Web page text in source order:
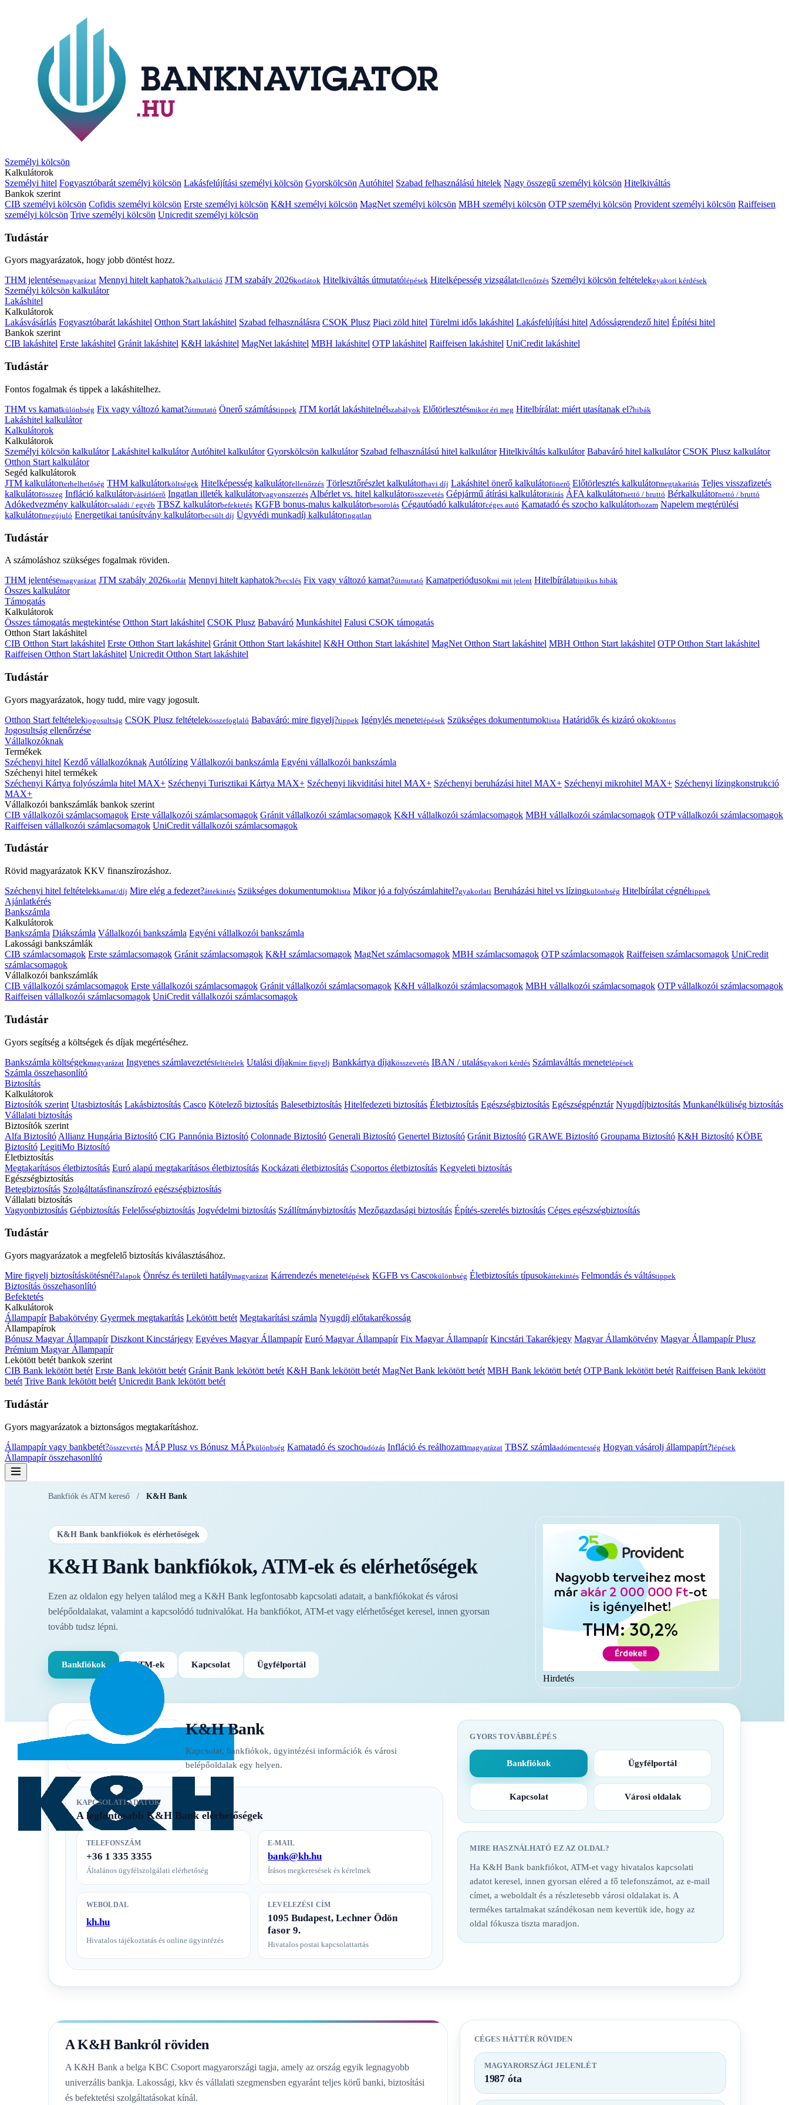
Személyi kölcsön
Kalkulátorok
Személyi hitel Fogyasztóbarát személyi kölcsön Lakásfelújítási személyi kölcsön Gyorskölcsön Autóhitel Szabad felhasználású hitelek Nagy összegű személyi kölcsön Hitelkiváltás
Bankok szerint
CIB személyi kölcsön Cofidis személyi kölcsön Erste személyi kölcsön K&H személyi kölcsön MagNet személyi kölcsön MBH személyi kölcsön OTP személyi kölcsön Provident személyi kölcsön Raiffeisen
személyi kölcsön Trive személyi kölcsön Unicredit személyi kölcsön
Tudástár
Gyors magyarázatok, hogy jobb döntést hozz.
THM jelentésemagyarázat Mennyi hitelt kaphatok?kalkuláció JTM szabály 2026korlátok Hitelkiváltás útmutatólépések Hitelképesség vizsgálatellenőrzés Személyi kölcsön feltételekgyakori kérdések
Személyi kölcsön kalkulátor
Lakáshitel
Kalkulátorok
Lakásvásárlás Fogyasztóbarát lakáshitel Otthon Start lakáshitel Szabad felhasználásra CSOK Plusz Piaci zöld hitel Türelmi idős lakáshitel Lakásfelújítási hitelAdósságrendező hitel Építési hitel
Bankok szerint
CIB lakáshitel Erste lakáshitel Gránit lakáshitel K&H lakáshitel MagNet lakáshitel MBH lakáshitel OTP lakáshitel Raiffeisen lakáshitel UniCredit lakáshitel
Tudástár
Fontos fogalmak és tippek a lakáshitelhez.
THM vs kamatkülönbség Fix vagy változó kamat?útmutató Önerő számítástippek JTM korlát lakáshitelnélszabályok Előtörlesztésmikor éri meg Hitelbírálat: miért utasítanak el?hibák
Lakáshitel kalkulátor
Kalkulátorok
Kalkulátorok
Személyi kölcsön kalkulátor Lakáshitel kalkulátor Autóhitel kalkulátor Gyorskölcsön kalkulátor Szabad felhasználású hitel kalkulátor Hitelkiváltás kalkulátor Babaváró hitel kalkulátor CSOK Plusz kalkulátor
Otthon Start kalkulátor
Segéd kalkulátorok
JTM kalkulátorterhelhetőség THM kalkulátorköltségek Hitelképesség kalkulátorellenőrzés Törlesztőrészlet kalkulátorhavi díj Lakáshitel önerő kalkulátorönerő Előtörlesztés kalkulátormegtakarítás Teljes visszafizetés
kalkulátorösszeg Infláció kalkulátorvásárlóerő Ingatlan illeték kalkulátorvagyonszerzés Albérlet vs. hitel kalkulátorösszevetés Gépjármű átírási kalkulátorátírás ÁFA kalkulátornettó / bruttó Bérkalkulátornettó / bruttó
Adókedvezmény kalkulátorcsaládi / egyéb TBSZ kalkulátorbefektetés KGFB bonus-malus kalkulátorbesorolás Cégautóadó kalkulátorcéges autó Kamatadó és szocho kalkulátorhozam Napelem megtérülési
kalkulátormegújuló Energetikai tanúsítvány kalkulátorbecsült díj Ügyvédi munkadíj kalkulátoringatlan
Tudástár
A számoláshoz szükséges fogalmak röviden.
THM jelentésemagyarázat JTM szabály 2026korlát Mennyi hitelt kaphatok?becslés Fix vagy változó kamat?útmutató Kamatperiódusokmi mit jelent Hitelbírálattipikus hibák
Összes kalkulátor
Támogatás
Kalkulátorok
Összes támogatás megtekintése Otthon Start lakáshitel CSOK Plusz Babaváró Munkáshitel Falusi CSOK támogatás
Otthon Start lakáshitel
CIB Otthon Start lakáshitel Erste Otthon Start lakáshitel Gránit Otthon Start lakáshitel K&H Otthon Start lakáshitel MagNet Otthon Start lakáshitel MBH Otthon Start lakáshitel OTP Otthon Start lakáshitel
Raiffeisen Otthon Start lakáshitel Unicredit Otthon Start lakáshitel
Tudástár
Gyors magyarázatok, hogy tudd, mire vagy jogosult.
Otthon Start feltételekjogosultság CSOK Plusz feltételekösszefoglaló Babaváró: mire figyelj?tippek Igénylés menetelépések Szükséges dokumentumoklista Határidők és kizáró okokfontos
Jogosultság ellenőrzése
Vállalkozóknak
Termékek
Széchenyi hitel Kezdő vállalkozóknak Autólízing Vállalkozói bankszámla Egyéni vállalkozói bankszámla
Széchenyi hitel termékek
Széchenyi Kártya folyószámla hitel MAX+ Széchenyi Turisztikai Kártya MAX+ Széchenyi likviditási hitel MAX+ Széchenyi beruházási hitel MAX+ Széchenyi mikrohitel MAX+ Széchenyi lízingkonstrukció
MAX+
Vállalkozói bankszámlák bankok szerint
CIB vállalkozói számlacsomagok Erste vállalkozói számlacsomagok Gránit vállalkozói számlacsomagok K&H vállalkozói számlacsomagok MBH vállalkozói számlacsomagok OTP vállalkozói számlacsomagok
Raiffeisen vállalkozói számlacsomagok UniCredit vállalkozói számlacsomagok
Tudástár
Rövid magyarázatok KKV finanszírozáshoz.
Széchenyi hitel feltételekkamat/díj Mire elég a fedezet?áttekintés Szükséges dokumentumoklista Mikor jó a folyószámlahitel?gyakorlati Beruházási hitel vs lízingkülönbség Hitelbírálat cégnéltippek
Ajánlatkérés
Bankszámla
Kalkulátorok
Bankszámla Diákszámla Vállalkozói bankszámla Egyéni vállalkozói bankszámla
Lakossági bankszámlák
CIB számlacsomagok Erste számlacsomagok Gránit számlacsomagok K&H számlacsomagok MagNet számlacsomagok MBH számlacsomagok OTP számlacsomagok Raiffeisen számlacsomagok UniCredit
számlacsomagok
Vállalkozói bankszámlák
CIB vállalkozói számlacsomagok Erste vállalkozói számlacsomagok Gránit vállalkozói számlacsomagok K&H vállalkozói számlacsomagok MBH vállalkozói számlacsomagok OTP vállalkozói számlacsomagok
Raiffeisen vállalkozói számlacsomagok UniCredit vállalkozói számlacsomagok
Tudástár
Gyors segítség a költségek és díjak megértéséhez.
Bankszámla költségekmagyarázat Ingyenes számlavezetésfeltételek Utalási díjakmire figyelj Bankkártya díjakösszevetés IBAN / utalásgyakori kérdés Számlaváltás menetelépések
Számla összehasonlító
Biztosítás
Kalkulátorok
Biztosítók szerint Utasbiztosítás Lakásbiztosítás Casco Kötelező biztosítás Balesetbiztosítás Hitelfedezeti biztosítás Életbiztosítás Egészségbiztosítás Egészségpénztár Nyugdíjbiztosítás Munkanélküliség biztosítás
Vállalati biztosítás
Biztosítók szerint
Alfa Biztosító Allianz Hungária Biztosító CIG Pannónia Biztosító Colonnade Biztosító Generali Biztosító Genertel Biztosító Gránit Biztosító GRAWE Biztosító Groupama Biztosító K&H Biztosító KÖBE
Biztosító LegitiMo Biztosító
Életbiztosítás
Megtakarításos életbiztosítás Euró alapú megtakarításos életbiztosítás Kockázati életbiztosítás Csoportos életbiztosítás Kegyeleti biztosítás
Egészségbiztosítás
Betegbiztosítás Szolgáltatásfinanszírozó egészségbiztosítás
Vállalati biztosítás
Vagyonbiztosítás Gépbiztosítás Felelősségbiztosítás Jogvédelmi biztosítás Szállítmánybiztosítás Mezőgazdasági biztosítás Építés-szerelés biztosítás Céges egészségbiztosítás
Tudástár
Gyors magyarázatok a megfelelő biztosítás kiválasztásához.
Mire figyelj biztosításkötésnél?alapok Önrész és területi hatálymagyarázat Kárrendezés menetelépések KGFB vs Cascokülönbség Életbiztosítás típusokáttekintés Felmondás és váltástippek
Biztosítás összehasonlító
Befektetés
Kalkulátorok
Állampapír Babakötvény Gyermek megtakarítás Lekötött betét Megtakarítási számla Nyugdíj előtakarékosság
Állampapírok
Bónusz Magyar Állampapír Diszkont Kincstárjegy Egyéves Magyar Állampapír Euró Magyar Állampapír Fix Magyar Állampapír Kincstári Takarékjegy Magyar Államkötvény Magyar Állampapír Plusz
Prémium Magyar Állampapír
Lekötött betét bankok szerint
CIB Bank lekötött betét Erste Bank lekötött betét Gránit Bank lekötött betét K&H Bank lekötött betét MagNet Bank lekötött betét MBH Bank lekötött betét OTP Bank lekötött betét Raiffeisen Bank lekötött
betét Trive Bank lekötött betét Unicredit Bank lekötött betét
Tudástár
Gyors magyarázatok a biztonságos megtakarításhoz.
Állampapír vagy bankbetét?összevetés MÁP Plusz vs Bónusz MÁPkülönbség Kamatadó és szochoadózás Infláció és reálhozammagyarázat TBSZ számlaadómentesség Hogyan vásárolj állampapírt?lépések
Állampapír összehasonlító
Bankfiók és ATM kereső / K&H Bank
K&H Bank bankfiókok és elérhetőségek
K&H Bank bankfiókok, ATM-ek és elérhetőségek
Ezen az oldalon egy helyen találod meg a K&H Bank legfontosabb kapcsolati adatait, a bankfiókokat és városi
belépőoldalakat, valamint a kapcsolódó tudnivalókat. Ha bankfiókot, ATM-et vagy elérhetőséget keresel, innen gyorsan
tovább tudsz lépni.
Bankfiókok ATM-ek Kapcsolat Ügyfélportál
Hirdetés
K&H Bank
Kapcsolat, bankfiókok, ügyintézési információk és városi
belépőoldalak egy helyen.
KAPCSOLATI ADATOK
A legfontosabb K&H Bank elérhetőségek
TELEFONSZÁM
+36 1 335 3355
Általános ügyfélszolgálati elérhetőség
E-MAIL
bank@kh.hu
Írásos megkeresések és kérelmek
WEBOLDAL
kh.hu
Hivatalos tájékoztatás és online ügyintézés
LEVELEZÉSI CÍM
1095 Budapest, Lechner Ödön
fasor 9.
Hivatalos postai kapcsolattartás
GYORS TOVÁBBLÉPÉS
Bankfiókok Ügyfélportál
Kapcsolat Városi oldalak
MIRE HASZNÁLHATÓ EZ AZ OLDAL?
Ha K&H Bank bankfiókot, ATM-et vagy hivatalos kapcsolati
adatot keresel, innen gyorsan eléred a fő telefonszámot, az e-mail
címet, a weboldalt és a részletesebb városi oldalakat is. A
termékes tartalmakat szándékosan nem kevertük ide, hogy az
oldal fókusza tiszta maradjon.
A K&H Bankról röviden
A K&H Bank a belga KBC Csoport magyarországi tagja, amely az ország egyik legnagyobb
univerzális bankja. Lakossági, kkv és vállalati szegmensben egyaránt teljes körű banki, biztosítási
és befektetési szolgáltatásokat kínál.
CÉGES HÁTTÉR RÖVIDEN
MAGYARORSZÁGI JELENLÉT
1987 óta